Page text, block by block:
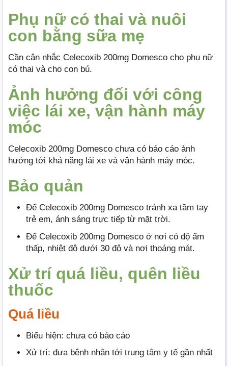
Phụ nữ có thai và nuôi
con bằng sữa mẹ
Cần cân nhắc Celecoxib 200mg Domesco cho phụ nữ
có thai và cho con bú.
Ảnh hưởng đối với công
việc lái xe, vận hành máy
móc
Celecoxib 200mg Domesco chưa có báo cáo ảnh
hưởng tới khả năng lái xe và vận hành máy móc.
Bảo quản
Để Celecoxib 200mg Domesco tránh xa tầm tay
trẻ em, ánh sáng trực tiếp từ mặt trời.
Để Celecoxib 200mg Domesco ở nơi có độ ẩm
thấp, nhiệt độ dưới 30 độ và nơi thoáng mát.
Xử trí quá liều, quên liều
thuốc
Quá liều
Biểu hiện: chưa có báo cáo
Xử trí: đưa bệnh nhân tới trung tâm y tế gần nhất